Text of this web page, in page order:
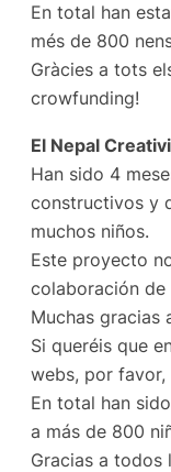
En total han
més de 800
Gràcies a tots
crowfunding!
El Nepal
Han sido 4
constructivos y
muchos niños.
Este proyecto
colaboración de
Muchas gracias
Si queréis que
webs, por favor,
En total han
a más de 800
Gracias a todos